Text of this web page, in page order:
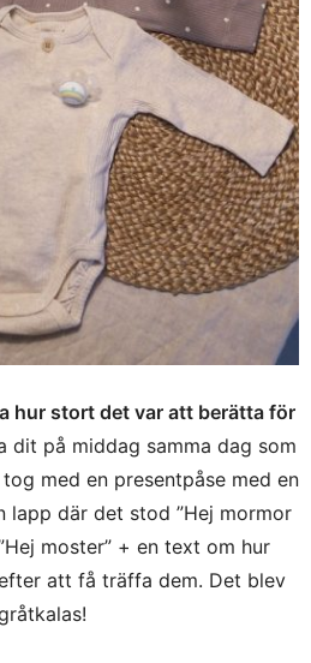
hur stort det var att berätta för
dit på middag samma dag som
med en presentpåse med en
lapp där det stod ”Hej mormor
moster” + en text om hur
att få träffa dem. Det blev